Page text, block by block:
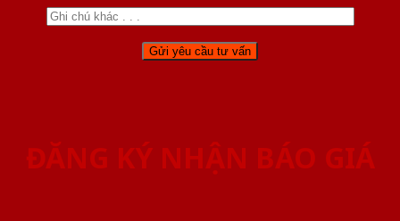
ĐĂNG KÝ NHẬN BÁO GIÁ